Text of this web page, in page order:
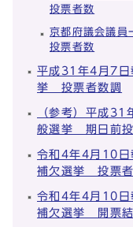
投票者数
京都府議会議員
投票者数
平成31年4月7
挙 投票者数調
（参考）平成
般選挙 期日前
令和4年4月10
補欠選挙 投票者
令和4年4月10
補欠選挙 開票結